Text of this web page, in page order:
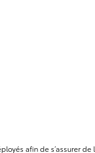
afin de s’assurer